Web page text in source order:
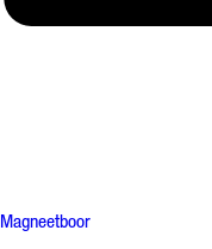
Magneetboor